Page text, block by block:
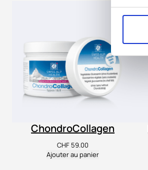
ChondroCollagen
CHF 59.00
Ajouter au panier